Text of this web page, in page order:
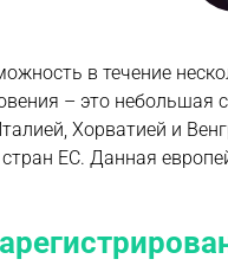
в течение
– это небольшая
Хорватией и
ЕС. Данная